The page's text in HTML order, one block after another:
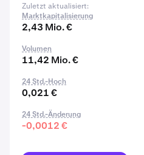
Zuletzt aktualisiert:
Marktkapitalisierung
2,43 Mio. €
Volumen
11,42 Mio. €
24 Std.-Hoch
0,021 €
24 Std.-Änderung
-0,0012 €